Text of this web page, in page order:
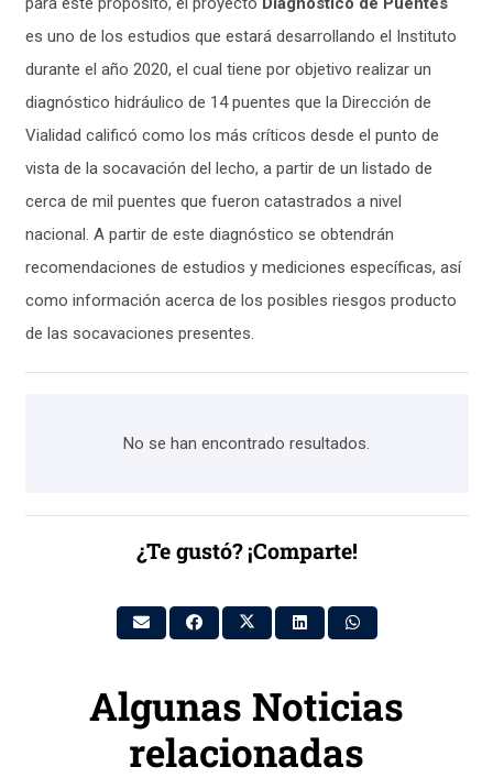
es uno de los estudios que estará desarrollando el Instituto
durante el año 2020, el cual tiene por objetivo realizar un
diagnóstico hidráulico de 14 puentes que la Dirección de
Vialidad calificó como los más críticos desde el punto de
vista de la socavación del lecho, a partir de un listado de
cerca de mil puentes que fueron catastrados a nivel
nacional. A partir de este diagnóstico se obtendrán
recomendaciones de estudios y mediciones específicas, así
como información acerca de los posibles riesgos producto
de las socavaciones presentes.
No se han encontrado resultados.
¿Te gustó? ¡Comparte!
Algunas Noticias
relacionadas